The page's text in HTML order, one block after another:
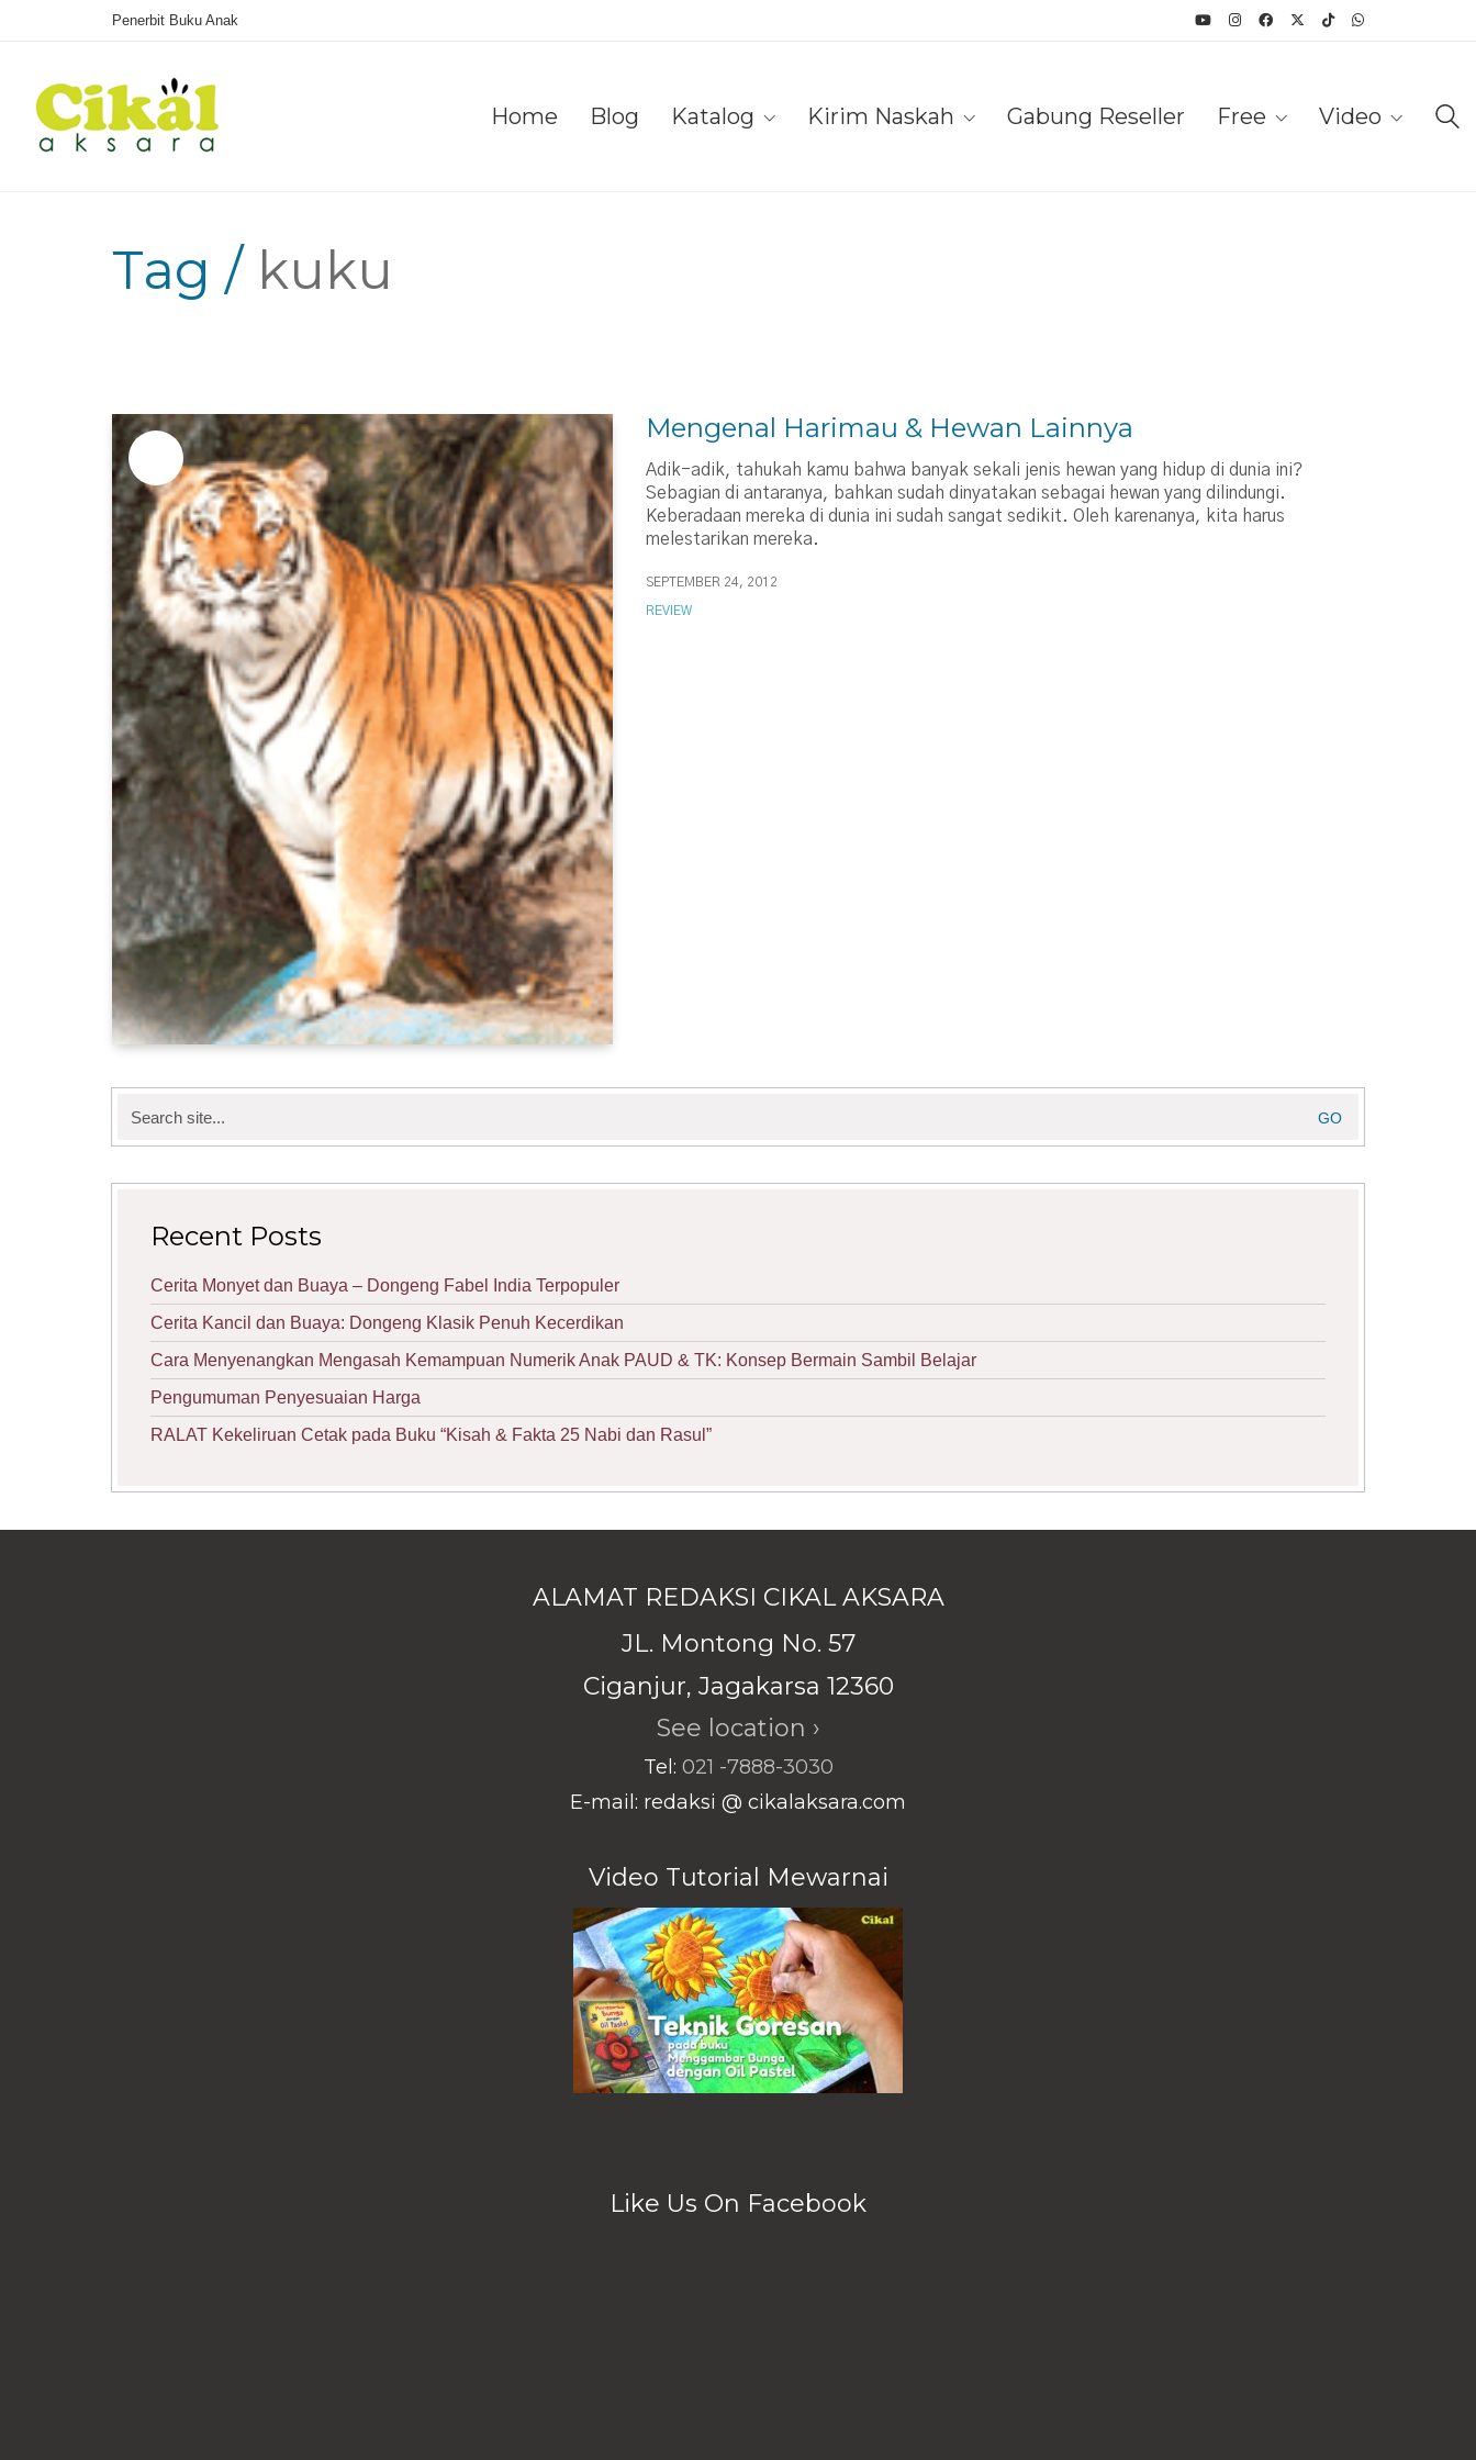
Penerbit Buku Anak
Home Blog Katalog Kirim Naskah Gabung Reseller Free Video
Tag / kuku
Mengenal Harimau & Hewan Lainnya
Adik-adik, tahukah kamu bahwa banyak sekali jenis hewan yang hidup di dunia ini?
Sebagian di antaranya, bahkan sudah dinyatakan sebagai hewan yang dilindungi.
Keberadaan mereka di dunia ini sudah sangat sedikit. Oleh karenanya, kita harus
melestarikan mereka.
SEPTEMBER 24, 2012
REVIEW
for:
Recent Posts
Cerita Monyet dan Buaya – Dongeng Fabel India Terpopuler
Cerita Kancil dan Buaya: Dongeng Klasik Penuh Kecerdikan
Cara Menyenangkan Mengasah Kemampuan Numerik Anak PAUD & TK: Konsep Bermain Sambil Belajar
Pengumuman Penyesuaian Harga
RALAT Kekeliruan Cetak pada Buku “Kisah & Fakta 25 Nabi dan Rasul”
ALAMAT REDAKSI CIKAL AKSARA
JL. Montong No. 57
Ciganjur, Jagakarsa 12360
See location ›
Tel: 021 -7888-3030
E-mail: redaksi @ cikalaksara.com
Video Tutorial Mewarnai
Like Us On Facebook